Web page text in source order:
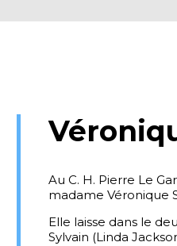
Au C. H. Pierre Le
madame Véronique
Elle laisse dans le
Sylvain (Linda